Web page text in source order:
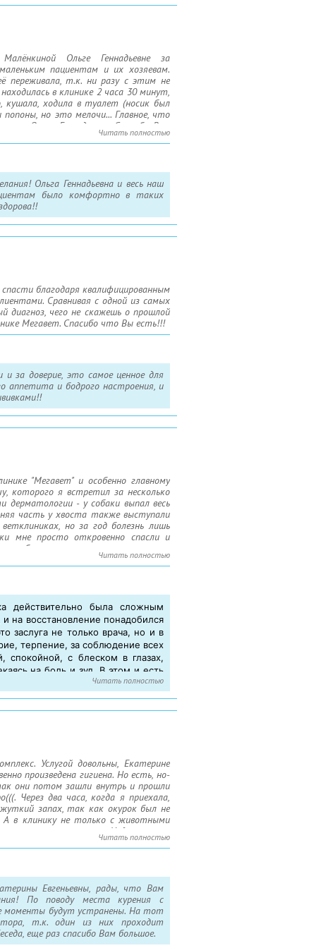
Ольге Геннадьевне за
пациентам и их хозяевам.
переживала, т.к. ни разу с этим не
в клинике 2 часа 30 минут,
кушала, ходила в туалет (носик был
но это мелочи... Главное, что
Ольга Геннадьевна. Спасибо Вам
Читать полностью
Ольга Геннадьевна и весь наш
было комфортно в таких
благодаря квалифицированным
Сравнивая с одной из самых
диагноз, чего не скажешь о прошлой
Мегавет. Спасибо что Вы есть!!!
и за доверие, это самое ценное для
аппетита и бодрого настроения, и
"Мегавет" и особенно главному
которого я встретил за несколько
- у собаки выпал весь
часть у хвоста также выступали
но за год болезнь лишь
мне просто откровенно спасли и
и болячки ушли, кроме этого хочу
опровергнуть тем самым некоторые
реклама, я реально благодарен за
других нездоровых животных,
Читать полностью
действительно была сложным
на восстановление понадобился
заслуга не только врача, но и в
терпение, за соблюдение всех
спокойной, с блеском в глазах,
на боль и зуд. В этом и есть
Анна Александровна.Читать полностью
Услугой довольны, Екатерине
произведена гигиена. Но есть, но-
они потом зашли внутрь и прошли
Через два часа, когда я приехала,
запах, так как окурок был не
в клинику не только с животными
это не понравится. Надеюсь, что
я забирала свою собаку, была
Читать полностью
Евгеньевны, рады, что Вам
По поводу места курения с
моменты будут устранены. На тот
т.к. один из них проходит
еще раз спасибо Вам большое.